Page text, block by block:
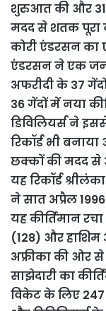
शुरुआत की और
मदद से शतक पूरा
कोरी एंडरसन का
एंडरसन ने एक
अफरीदी के 37
36 गेंदों में नया
डिविलियर्स ने
रिकॉर्ड भी
छक्कों की मदद से
यह रिकॉर्ड
ने सात अप्रैल
यह कीर्तिमान
(128) और
अफ्रीका की ओर
साझेदारी का
विकेट के लिए